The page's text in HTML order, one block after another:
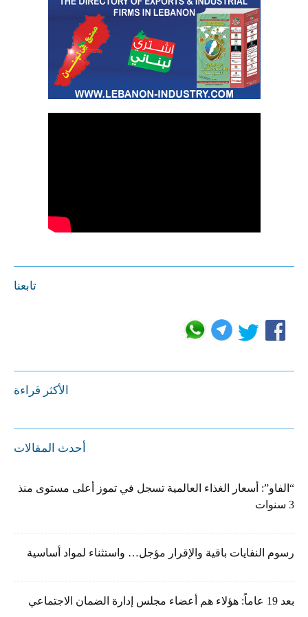
تابعنا
الأكثر قراءة
أحدث المقالات
“الفاو”: أسعار الغذاء العالمية تسجل في تموز أعلى مستوى منذ
3 سنوات
رسوم النفايات باقية والإقرار مؤجل… واستثناء لمواد أساسية
بعد 19 عاماً: هؤلاء هم أعضاء مجلس إدارة الضمان الاجتماعي